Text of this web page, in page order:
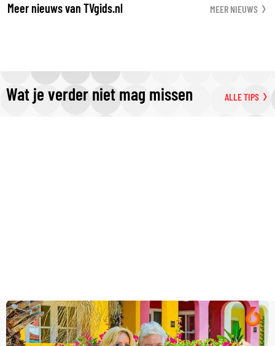
Meer nieuws van TVgids.nl MEER NIEUWS
Wat je verder niet mag missen ALLE TIPS